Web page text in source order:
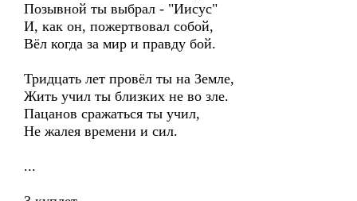
Позывной ты выбрал - "Иисус"
И, как он, пожертвовал собой,
Вёл когда за мир и правду бой.
Тридцать лет провёл ты на Земле,
Жить учил ты близких не во зле.
Пацанов сражаться ты учил,
Не жалея времени и сил.
...